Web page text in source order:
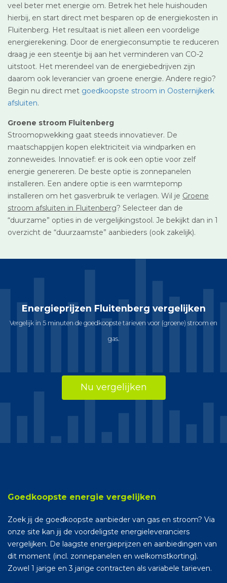
veel beter met energie om. Betrek het hele huishouden
hierbij, en start direct met besparen op de energiekosten in
Fluitenberg. Het resultaat is niet alleen een voordelige
energierekening. Door de energieconsumptie te reduceren
draag je een steentje bij aan het verminderen van CO-2
uitstoot. Het merendeel van de energiebedrijven zijn
daarom ook leverancier van groene energie. Andere regio?
Begin nu direct met goedkoopste stroom in Oosternijkerk
afsluiten.
Groene stroom Fluitenberg
Stroomopwekking gaat steeds innovatiever. De
maatschappijen kopen elektriciteit via windparken en
zonneweides. Innovatief: er is ook een optie voor zelf
energie genereren. De beste optie is zonnepanelen
installeren. Een andere optie is een warmtepomp
installeren om het gasverbruik te verlagen. Wil je Groene
stroom afsluiten in Fluitenberg? Selecteer dan de
“duurzame” opties in de vergelijkingstool. Je bekijkt dan in 1
overzicht de “duurzaamste” aanbieders (ook zakelijk).
Energieprijzen Fluitenberg vergelijken
Vergelijk in 5 minuten de goedkoopste tarieven voor (groene) stroom en
gas.
Nu vergelijken
Goedkoopste energie vergelijken
Zoek jij de goedkoopste aanbieder van gas en stroom? Via
onze site kan jij de voordeligste energieleveranciers
vergelijken. De laagste energieprijzen en aanbiedingen van
dit moment (incl. zonnepanelen en welkomstkorting).
Zowel 1 jarige en 3 jarige contracten als variabele tarieven.